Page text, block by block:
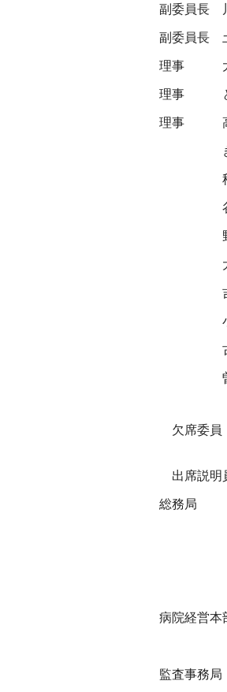
副委員長
副委員長
理事
理事
理事
欠席委
出席説明
総務局
病院経営本
監査事務局